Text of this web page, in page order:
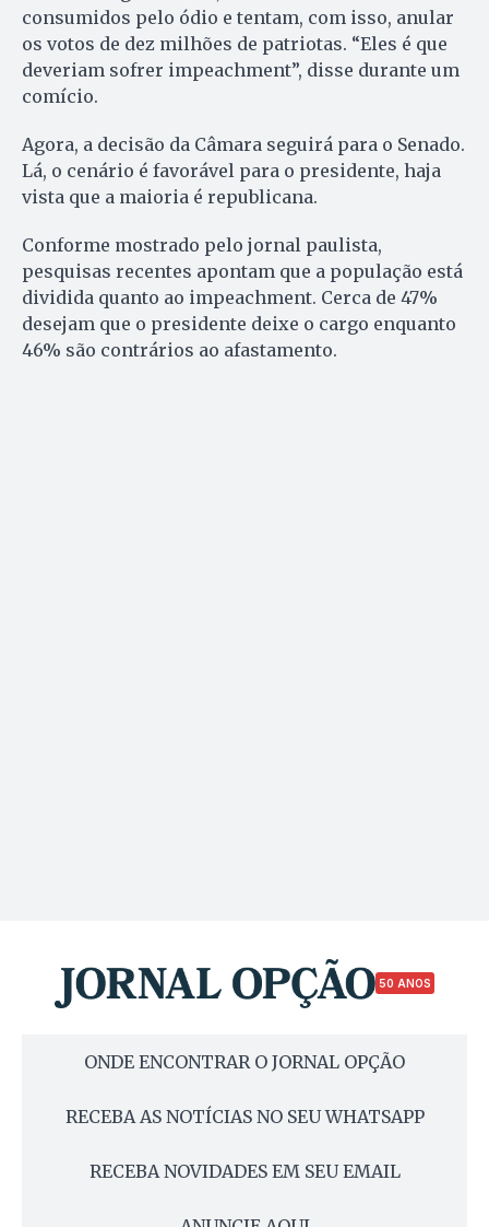
consumidos pelo ódio e tentam, com isso, anular
os votos de dez milhões de patriotas. “Eles é que
deveriam sofrer impeachment”, disse durante um
comício.
Agora, a decisão da Câmara seguirá para o Senado.
Lá, o cenário é favorável para o presidente, haja
vista que a maioria é republicana.
Conforme mostrado pelo jornal paulista,
pesquisas recentes apontam que a população está
dividida quanto ao impeachment. Cerca de 47%
desejam que o presidente deixe o cargo enquanto
46% são contrários ao afastamento.
50 ANOS
ONDE ENCONTRAR O JORNAL OPÇÃO
RECEBA AS NOTÍCIAS NO SEU WHATSAPP
RECEBA NOVIDADES EM SEU EMAIL